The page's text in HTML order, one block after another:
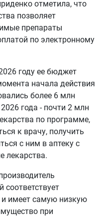
отметила, что
позволяет
препараты
по электронному
году ее бюджет
начала действия
более 6 млн
года - почти 2 млн
по программе,
к врачу, получить
с ним в аптеку с
лекарства.
соответствует
имеет самую низкую
при